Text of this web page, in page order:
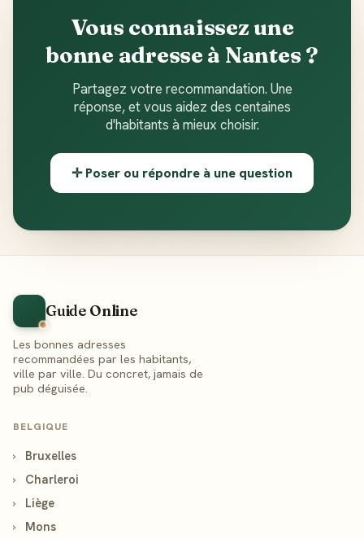
Vous connaissez une
bonne adresse à Nantes ?
Partagez votre recommandation. Une
réponse, et vous aidez des centaines
d'habitants à mieux choisir.
✛ Poser ou répondre à une question
Guide Online
Les bonnes adresses
recommandées par les habitants,
ville par ville. Du concret, jamais de
pub déguisée.
BELGIQUE
›
Bruxelles
›
Charleroi
›
Liège
›
Mons